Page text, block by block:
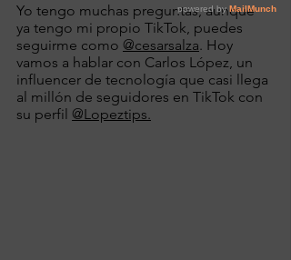
Yo tengo muchas preguntas, aunque
ya tengo mi propio TikTok, puedes
seguirme como @cesarsalza . Hoy
vamos a hablar con Carlos López, un
influencer de tecnología que casi llega
al millón de seguidores en TikTok con
su perfil @Lopeztips.